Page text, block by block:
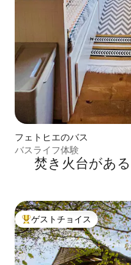
フェトヒエのバス
バスライフ体験
焚き火台があ
大好評のゲストチョイスで
ゲストチョイス